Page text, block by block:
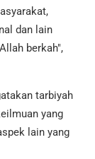
dan lain
berkah",
tarbiyah
yang
lain yang